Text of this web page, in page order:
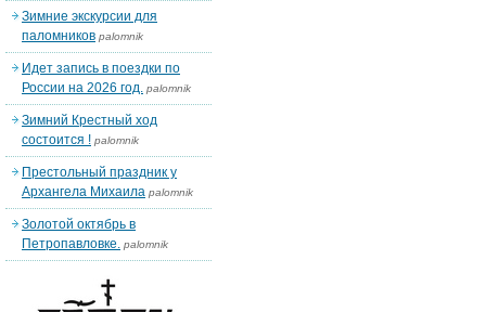
Зимние экскурсии для
паломников palomnik
Идет запись в поездки по
России на 2026 год. palomnik
Зимний Крестный ход
состоится ! palomnik
Престольный праздник у
Архангела Михаила palomnik
Золотой октябрь в
Петропавловке. palomnik